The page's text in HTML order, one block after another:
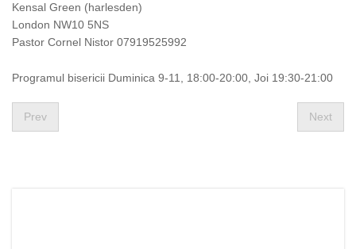
Kensal Green (harlesden)
London NW10 5NS
Pastor Cornel Nistor 07919525992
Programul bisericii Duminica 9-11, 18:00-20:00, Joi 19:30-21:00
Prev Next